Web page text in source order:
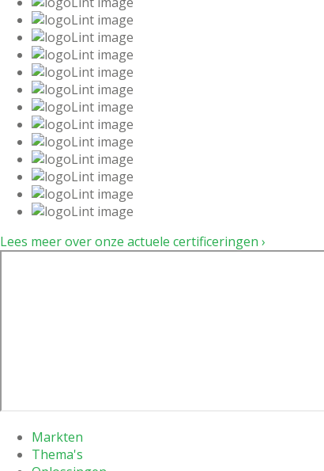
Lees meer over onze actuele certificeringen ›
Markten
Thema's